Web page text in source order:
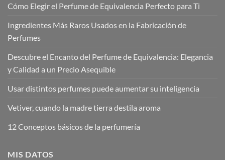
Cómo Elegir el Perfume de Equivalencia Perfecto para Ti
Ingredientes Más Raros Usados en la Fabricación de
Perfumes
Descubre el Encanto del Perfume de Equivalencia: Elegancia
y Calidad a un Precio Asequible
Usar distintos perfumes puede aumentar su inteligencia
Vetiver, cuando la madre tierra destila aroma
12 Conceptos básicos de la perfumería
MIS DATOS